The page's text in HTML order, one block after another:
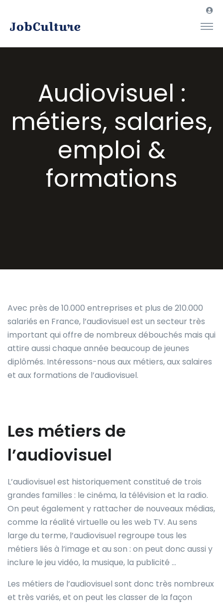
Audiovisuel :
métiers, salaries,
emploi &
formations
Avec près de 10.000 entreprises et plus de 210.000
salariés en France, l’audiovisuel est un secteur très
important qui offre de nombreux débouchés mais qui
attire aussi chaque année beaucoup de jeunes
diplômés. Intéressons-nous aux métiers, aux salaires
et aux formations de l’audiovisuel.
Les métiers de
l’audiovisuel
L’audiovisuel est historiquement constitué de trois
grandes familles : le cinéma, la télévision et la radio.
On peut également y rattacher de nouveaux médias,
comme la réalité virtuelle ou les web TV. Au sens
large du terme, l’audiovisuel regroupe tous les
métiers liés à l’image et au son : on peut donc aussi y
inclure le jeu vidéo, la musique, la publicité …
Les métiers de l’audiovisuel sont donc très nombreux
et très variés, et on peut les classer de la façon